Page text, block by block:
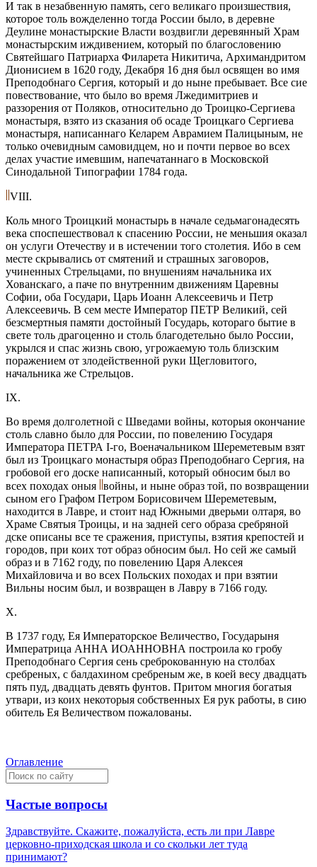
И так в незабвенную память, сего великаго произшествия,
которое толь вожделенно тогда России было, в деревне
Деулине монастырские Власти воздвигли деревянный Храм
монастырским иждивением, который по благословению
Святейшаго Патриарха Филарета Никитича, Архимандритом
Дионисием в 1620 году, Декабря 16 дня был освящен во имя
Преподобнаго Сергия, который и до ныне пребывает. Все сие
повествование, что было во время Лжедимитриев и
раззорения от Поляков, относительно до Троицко-Сергиева
монастыря, взято из сказания об осаде Троицкаго Сергиева
монастыря, написаннаго Келарем Аврамием Палицыным, не
только очевидным самовидцем, но и почти первое во всех
делах участие имевшим, напечатаннаго в Московской
Синодальной Типографии 1784 года.
VIII.
Коль много Троицкий монастырь в начале седьмагонадесять
века споспешествовал к спасению России, не меньшия оказал
он услуги Отечеству и в истечении того столетия. Ибо в сем
месте скрывались от смятений и страшных заговоров,
учиненных Стрельцами, по внушениям начальника их
Хованскаго, а паче по внутренним движениям Царевны
Софии, оба Государи, Царь Иоанн Алексеевичь и Петр
Алексеевичь. В сем месте Император ПЕТР Великий, сей
безсмертныя памяти достойный Государь, котораго бытие в
свете толь драгоценно и столь благодетельно было России,
укрылся и спас жизнь свою, угрожаемую толь близским
поражением от злодейственной руки Щегловитого,
начальника же Стрельцов.
IX.
Во время долголетной с Шведами войны, которыя окончание
столь славно было для России, по повелению Государя
Императора ПЕТРА I-го, Военачальником Шереметевым взят
был из Троицкаго монастыря образ Преподобнаго Сергия, на
гробовой его доске написанный, который обносим был во
всех походах оныя войны, и ныне образ той, по возвращении
сыном его Графом Петром Борисовичем Шереметевым,
находится в Лавре, и стоит над Южными дверьми олтаря, во
Храме Святыя Троицы, и на задней сего образа сребряной
дске описаны все те сражения, приступы, взятия крепостей и
городов, при коих тот образ обносим был. Но сей же самый
образ и в 7162 году, по повелению Царя Алексея
Михайловича и во всех Польских походах и при взятии
Вильны носим был, и возвращен в Лавру в 7166 году.
X.
В 1737 году, Ея Императорское Величество, Государыня
Императрица АННА ИОАННОВНА построила ко гробу
Преподобнаго Сергия сень среброкованную на столбах
сребреных, с балдахином сребреным же, в коей весу двадцать
пять пуд, двадцать девять фунтов. Притом многия богатыя
утвари, из коих некоторыя собственных Ея рук работы, в сию
обитель Ея Величеством пожалованы.
Оглавление
Частые вопросы
Здравствуйте. Скажите, пожалуйста, есть ли при Лавре
церковно-приходская школа и со скольки лет туда
принимают?